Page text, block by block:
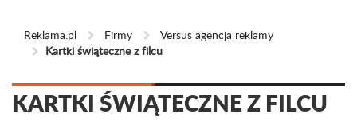
Reklama.pl Firmy
Versus agencja reklamy
Kartki świąteczne z filcu
KARTKI ŚWIĄTECZNE Z FILCU